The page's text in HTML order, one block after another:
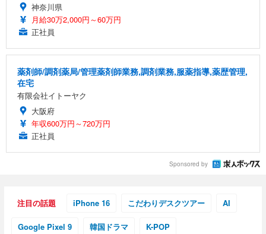
神奈川県
月給30万2,000円～60万円
正社員
薬剤師/調剤薬局/管理薬剤師業務,調剤業務,服薬指導,薬歴管理,
在宅
有限会社イトーヤク
大阪府
年収600万円～720万円
正社員
Sponsored by
注目の話題 iPhone 16 こだわりデスクツアー AI
Google Pixel 9 韓国ドラマ K-POP